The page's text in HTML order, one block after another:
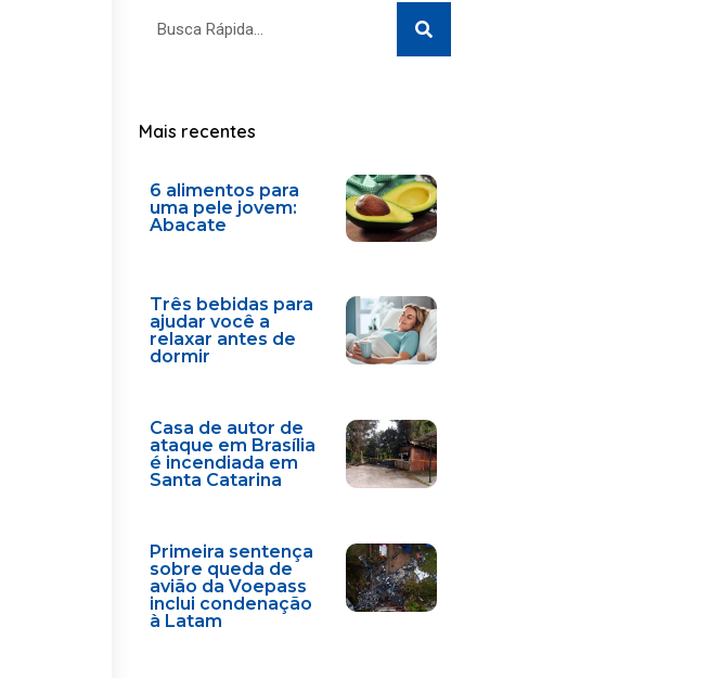
Search
Mais recentes
6 alimentos para
uma pele jovem:
Abacate
Três bebidas para
ajudar você a
relaxar antes de
dormir
Casa de autor de
ataque em Brasília
é incendiada em
Santa Catarina
Primeira sentença
sobre queda de
avião da Voepass
inclui condenação
à Latam